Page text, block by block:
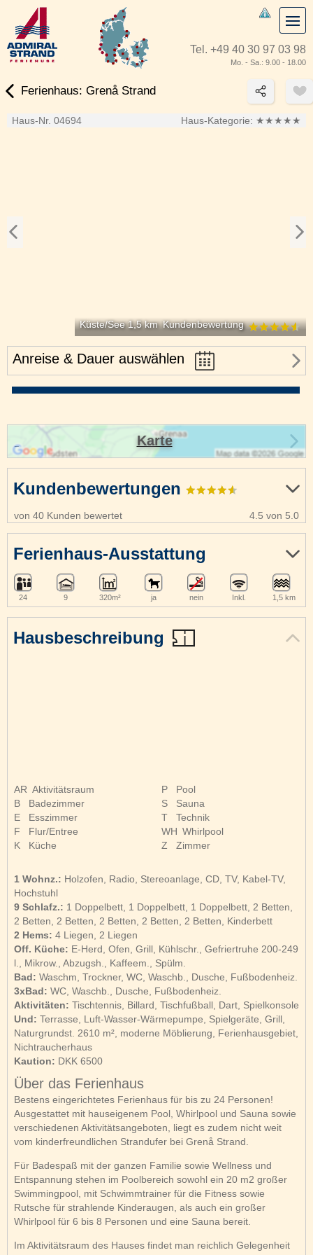
Tel. +49 40 30 97 03 98
Mo. - Sa.: 9.00 - 18.00
Ferienhaus: Grenå Strand
Haus-Nr. 04694 Haus-Kategorie: ★★★★★
Küste/See 1,5 km Kundenbewertung
Anreise & Dauer auswählen
Hausbeschreibung
AR Aktivitätsraum
B
Badezimmer
E
Esszimmer
F
Flur/Entree
K
Küche
P
Pool
S
Sauna
T
Technik
WH Whirlpool
Z
Zimmer
1 Wohnz.: Holzofen, Radio, Stereoanlage, CD, TV, Kabel-TV,
Hochstuhl
9 Schlafz.: 1 Doppelbett, 1 Doppelbett, 1 Doppelbett, 2 Betten,
2 Betten, 2 Betten, 2 Betten, 2 Betten, 2 Betten, Kinderbett
2 Hems: 4 Liegen, 2 Liegen
Off. Küche: E-Herd, Ofen, Grill, Kühlschr., Gefriertruhe 200-249
l., Mikrow., Abzugsh., Kaffeem., Spülm.
Bad: Waschm, Trockner, WC, Waschb., Dusche, Fußbodenheiz.
3xBad: WC, Waschb., Dusche, Fußbodenheiz.
Aktivitäten: Tischtennis, Billard, Tischfußball, Dart, Spielkonsole
Und: Terrasse, Luft-Wasser-Wärmepumpe, Spielgeräte, Grill,
Naturgrundst. 2610 m², moderne Möblierung, Ferienhausgebiet,
Nichtraucherhaus
Kaution: DKK 6500
Über das Ferienhaus
Bestens eingerichtetes Ferienhaus für bis zu 24 Personen!
Ausgestattet mit hauseigenem Pool, Whirlpool und Sauna sowie
verschiedenen Aktivitätsangeboten, liegt es zudem nicht weit
vom kinderfreundlichen Strandufer bei Grenå Strand.
Für Badespaß mit der ganzen Familie sowie Wellness und
Entspannung stehen im Poolbereich sowohl ein 20 m2 großer
Swimmingpool, mit Schwimmtrainer für die Fitness sowie
Rutsche für strahlende Kinderaugen, als auch ein großer
Whirlpool für 6 bis 8 Personen und eine Sauna bereit.
Im Aktivitätsraum des Hauses findet man reichlich Gelegenheit
Kundenbewertungen
von 40 Kunden bewertet 4.5 von 5.0
Ferienhaus-Ausstattung
24 9 320m² ja nein Inkl. 1,5 km
Karte